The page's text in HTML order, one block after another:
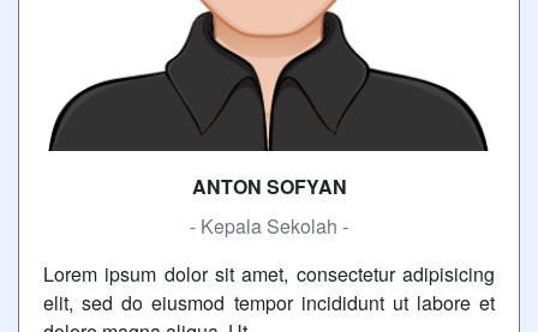
ANTON SOFYAN
- Kepala Sekolah -
Lorem ipsum dolor sit amet, consectetur adipisicing
elit, sed do eiusmod tempor incididunt ut labore et